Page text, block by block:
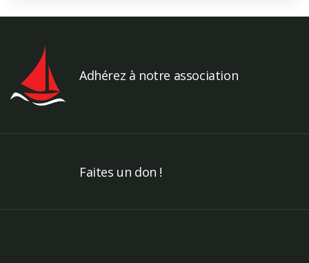
Adhérez à notre association
Faites un don !